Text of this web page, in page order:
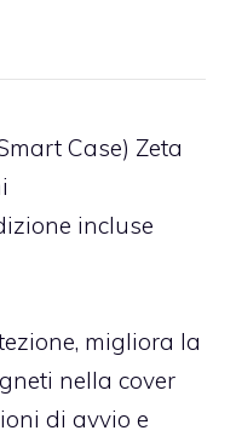
Case) Zeta
incluse
migliora la
nella cover
di avvio e